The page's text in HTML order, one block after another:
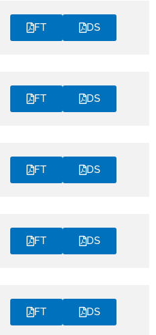
FT DS
FT DS
FT DS
FT DS
FT DS